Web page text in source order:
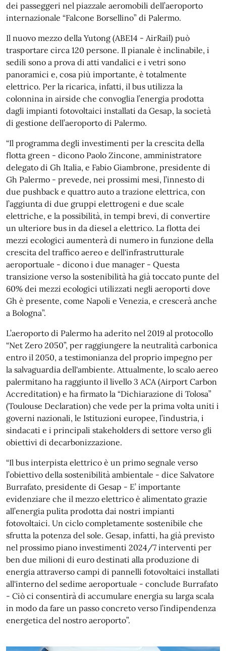
dei passeggeri nel piazzale aeromobili dell’aeroporto
internazionale “Falcone Borsellino” di Palermo.
Il nuovo mezzo della Yutong (ABE14 - AirRail) può
trasportare circa 120 persone. Il pianale è inclinabile, i
sedili sono a prova di atti vandalici e i vetri sono
panoramici e, cosa più importante, è totalmente
elettrico. Per la ricarica, infatti, il bus utilizza la
colonnina in airside che convoglia l’energia prodotta
dagli impianti fotovoltaici installati da Gesap, la società
di gestione dell’aeroporto di Palermo.
“Il programma degli investimenti per la crescita della
flotta green - dicono Paolo Zincone, amministratore
delegato di Gh Italia, e Fabio Giambrone, presidente di
Gh Palermo - prevede, nei prossimi mesi, l’innesto di
due pushback e quattro auto a trazione elettrica, con
l’aggiunta di due gruppi elettrogeni e due scale
elettriche, e la possibilità, in tempi brevi, di convertire
un ulteriore bus in da diesel a elettrico. La flotta dei
mezzi ecologici aumenterà di numero in funzione della
crescita del traffico aereo e dell'infrastrutturale
aeroportuale - dicono i due manager - Questa
transizione verso la sostenibilità ha già toccato punte del
60% dei mezzi ecologici utilizzati negli aeroporti dove
Gh è presente, come Napoli e Venezia, e crescerà anche
a Bologna”.
L’aeroporto di Palermo ha aderito nel 2019 al protocollo
“Net Zero 2050”, per raggiungere la neutralità carbonica
entro il 2050, a testimonianza del proprio impegno per
la salvaguardia dell'ambiente. Attualmente, lo scalo aereo
palermitano ha raggiunto il livello 3 ACA (Airport Carbon
Accreditation) e ha firmato la “Dichiarazione di Tolosa”
(Toulouse Declaration) che vede per la prima volta uniti i
governi nazionali, le Istituzioni europee, l’industria, i
sindacati e i principali stakeholders di settore verso gli
obiettivi di decarbonizzazione.
“Il bus interpista elettrico è un primo segnale verso
l’obiettivo della sostenibilità ambientale - dice Salvatore
Burrafato, presidente di Gesap - E’ importante
evidenziare che il mezzo elettrico è alimentato grazie
all’energia pulita prodotta dai nostri impianti
fotovoltaici. Un ciclo completamente sostenibile che
sfrutta la potenza del sole. Gesap, infatti, ha già previsto
nel prossimo piano investimenti 2024/7 interventi per
ben due milioni di euro destinati alla produzione di
energia attraverso campi di pannelli fotovoltaici installati
all'interno del sedime aeroportuale - conclude Burrafato
- Ciò ci consentirà di accumulare energia su larga scala
in modo da fare un passo concreto verso l’indipendenza
energetica del nostro aeroporto”.